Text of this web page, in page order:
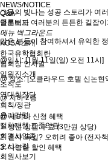
NEWS/NOTICE
Q&A
언론보도
메뉴 백그라운드
KOSA 소개
한국유학협회란
협회장 인사말
임원진소개
조직도
역대회장단
회칙/정관
윤리강령
절차대행 표준약관
회원사인증
오시는길
회원사보기
그들의 빛나는 성공 스토리가 여
클로버가 여러분의 든든한 길잡
많은 분들이 참여하셔서 유익한
@일시: [1월 11일(일) 오전 11시]
@ 장소: [오클라우드 호텔 신논현
@ 지하 2층
@ 세미나 신청 혜택
1. 방문 상담 무료 (3만원 상당)
2. 혼자 독일? 오히려 좋아 (전자
3. 다양한 할인 혜택